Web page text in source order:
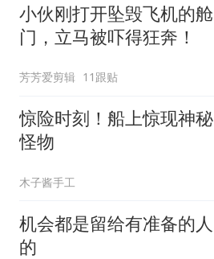
小伙刚打开坠毁飞机的舱
门，立马被吓得狂奔！
芳芳爱剪辑 11跟贴
惊险时刻！船上惊现神秘
怪物
木子酱手工
机会都是留给有准备的人
的